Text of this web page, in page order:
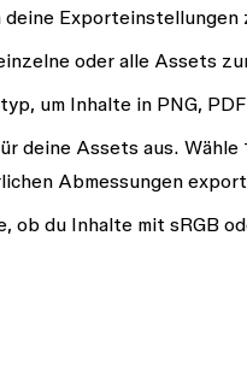
deine
oder alle Assets
um Inhalte in PNG,
deine Assets aus.
Abmessungen
ob du Inhalte mit sRGB